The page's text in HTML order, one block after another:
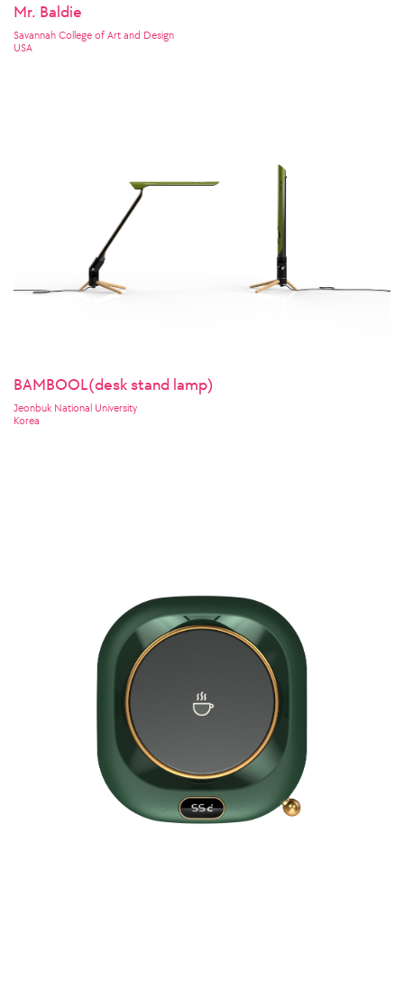
Mr. Baldie
Savannah College of Art and Design
USA
BAMBOOL(desk stand lamp)
Jeonbuk National University
Korea